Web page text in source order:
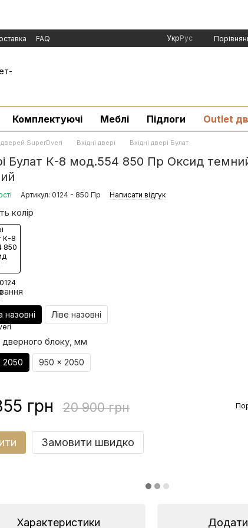
FAQ
УкрРус
Комплектуючі Меблі Підлоги Outlet
SuperDveri Вхідні двері Вхідні двері Булат
Булат К-8 мод.554 850 Пр Оксид
Артикул: 0124 - 850 Пр Написати відгук
колір
назовні Ліве назовні
дверного блоку, мм
2050 950 x 2050
грн 20 900 грн
Замовити швидко
Характеристики Додати